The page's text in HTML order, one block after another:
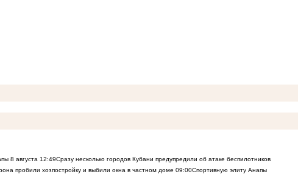
8 августа 12:49Сразу несколько городов Кубани предупредили об атаке беспилотников
пробили хозпостройку и выбили окна в частном доме 09:00Спортивную элиту Анапы